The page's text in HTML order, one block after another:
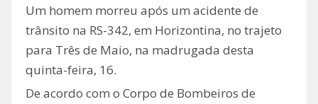
Um homem morreu após um acidente de
trânsito na RS-342, em Horizontina, no trajeto
para Três de Maio, na madrugada desta
quinta-feira, 16.
De acordo com o Corpo de Bombeiros de